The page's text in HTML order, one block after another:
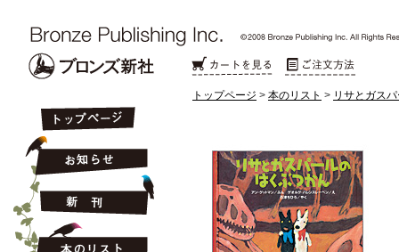
トップページ > 本のリスト > リサとガス